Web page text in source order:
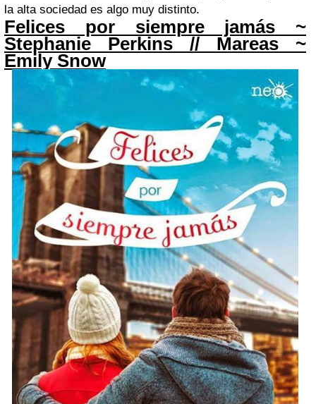
la alta sociedad es algo muy distinto.
Felices por siempre jamás ~
Stephanie Perkins // Mareas ~
Emily Snow